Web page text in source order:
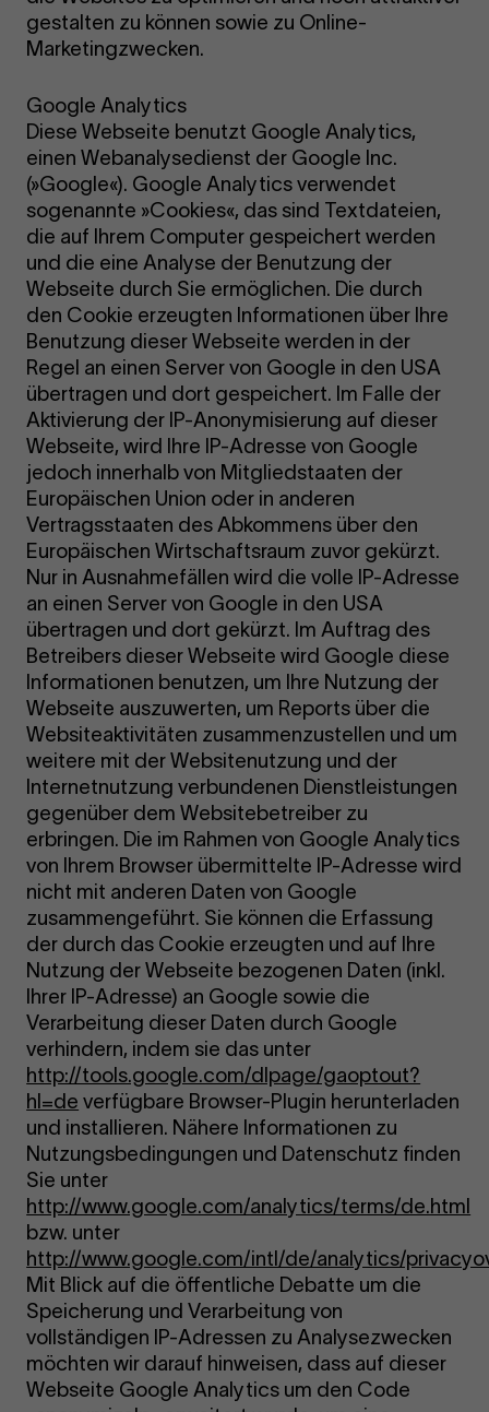
gestalten zu können sowie zu Online-
Marketingzwecken.
Google Analytics
Diese Webseite benutzt Google Analytics,
einen Webanalysedienst der Google Inc.
(»Google«). Google Analytics verwendet
sogenannte »Cookies«, das sind Textdateien,
die auf Ihrem Computer gespeichert werden
und die eine Analyse der Benutzung der
Webseite durch Sie ermöglichen. Die durch
den Cookie erzeugten Informationen über Ihre
Benutzung dieser Webseite werden in der
Regel an einen Server von Google in den USA
übertragen und dort gespeichert. Im Falle der
Aktivierung der IP-Anonymisierung auf dieser
Webseite, wird Ihre IP-Adresse von Google
jedoch innerhalb von Mitgliedstaaten der
Europäischen Union oder in anderen
Vertragsstaaten des Abkommens über den
Europäischen Wirtschaftsraum zuvor gekürzt.
Nur in Ausnahmefällen wird die volle IP-Adresse
an einen Server von Google in den USA
übertragen und dort gekürzt. Im Auftrag des
Betreibers dieser Webseite wird Google diese
Informationen benutzen, um Ihre Nutzung der
Webseite auszuwerten, um Reports über die
Websiteaktivitäten zusammenzustellen und um
weitere mit der Websitenutzung und der
Internetnutzung verbundenen Dienstleistungen
gegenüber dem Websitebetreiber zu
erbringen. Die im Rahmen von Google Analytics
von Ihrem Browser übermittelte IP-Adresse wird
nicht mit anderen Daten von Google
zusammengeführt. Sie können die Erfassung
der durch das Cookie erzeugten und auf Ihre
Nutzung der Webseite bezogenen Daten (inkl.
Ihrer IP-Adresse) an Google sowie die
Verarbeitung dieser Daten durch Google
verhindern, indem sie das unter
http://tools.google.com/dlpage/gaoptout?
hl=de verfügbare Browser-Plugin herunterladen
und installieren. Nähere Informationen zu
Nutzungsbedingungen und Datenschutz finden
Sie unter
http://www.google.com/analytics/terms/de.html
bzw. unter
http://www.google.com/intl/de/analytics/
Mit Blick auf die öffentliche Debatte um die
Speicherung und Verarbeitung von
vollständigen IP-Adressen zu Analysezwecken
möchten wir darauf hinweisen, dass auf dieser
Webseite Google Analytics um den Code